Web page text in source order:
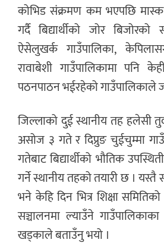
कोभिड संक्रमण कम भएपछि मास्क
गर्दै बिद्यार्थीको जोर
ऐसेलुखर्क गाउँपालिका,
रावाबेशी गाउँपालिकामा पनि
पठनपाठन भईरहेको गाउँपालिकाले
जिल्लाको दुई स्थानीय तह हलेसी
असोज ३ गते र दिप्रुङ चुईचुम्मा
गतेबाट बिद्यार्थीको भौतिक
गर्ने स्थानीय तहको तयारी छ ।
भने केहि दिन भित्र शिक्षा
सञ्चालनमा ल्याउँने
खड्काले बताउँनु भयो ।